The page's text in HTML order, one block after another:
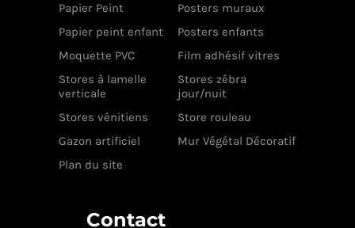
Papier Peint
Posters muraux
Papier peint enfant
Posters enfants
Moquette PVC
Film adhésif vitres
Stores à lamelle
verticale
Stores zébra
jour/nuit
Stores vénitiens
Store rouleau
Gazon artificiel
Mur Végétal Décoratif
Plan du site
Contact